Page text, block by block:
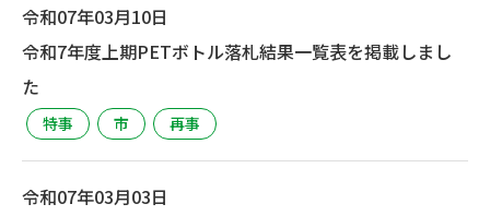
令和07年03月10日
令和7年度上期PETボトル落札結果一覧表を掲載しまし
た
特事 市 再事
令和07年03月03日